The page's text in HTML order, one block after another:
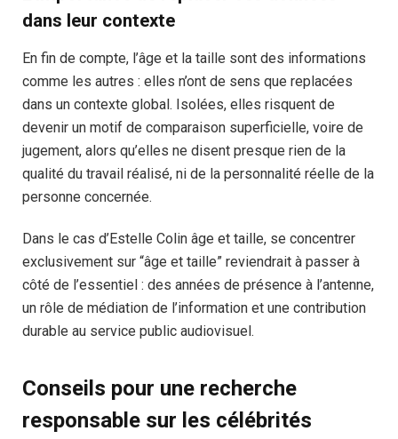
dans leur contexte
En fin de compte, l’âge et la taille sont des informations
comme les autres : elles n’ont de sens que replacées
dans un contexte global. Isolées, elles risquent de
devenir un motif de comparaison superficielle, voire de
jugement, alors qu’elles ne disent presque rien de la
qualité du travail réalisé, ni de la personnalité réelle de la
personne concernée.
Dans le cas d’Estelle Colin âge et taille, se concentrer
exclusivement sur “âge et taille” reviendrait à passer à
côté de l’essentiel : des années de présence à l’antenne,
un rôle de médiation de l’information et une contribution
durable au service public audiovisuel.
Conseils pour une recherche
responsable sur les célébrités